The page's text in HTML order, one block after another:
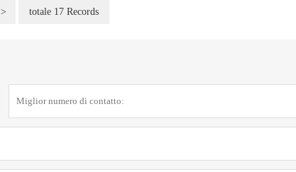
> totale 17 Records